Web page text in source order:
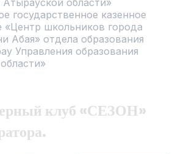
Атырауской области»
государственное казенное
«Центр школьников города
Абая» отдела образования
Управления образования
клуб «СЕЗОН»